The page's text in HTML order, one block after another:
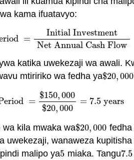
kama ifuatavyo:
=
Initial Investment
Net Annual Cash Flow
=Initial InvestmentNet
katika uwekezaji wa awali.
mtiririko wa fedha ya$20, 000
$20,
=
$150,000
$20,000
= 7.5years
=$ 150,000$20, 000 =7.5
kila mwaka wa$20, 000
$20,000
wanaweza
malipo ya5
5 miaka. Tangu7.5
7.5